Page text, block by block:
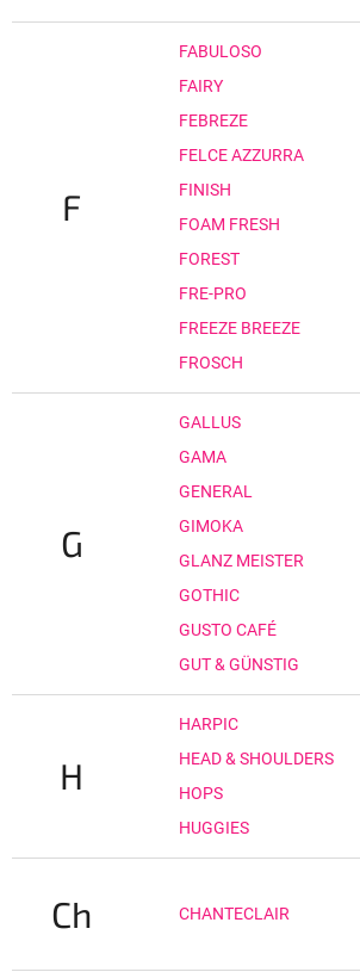
F
FABULOSO
FAIRY
FEBREZE
FELCE AZZURRA
FINISH
FOAM FRESH
FOREST
FRE-PRO
FREEZE BREEZE
FROSCH
G
GALLUS
GAMA
GENERAL
GIMOKA
GLANZ MEISTER
GOTHIC
GUSTO CAFÉ
GUT & GÜNSTIG
H
HARPIC
HEAD & SHOULDERS
HOPS
HUGGIES
Ch CHANTECLAIR